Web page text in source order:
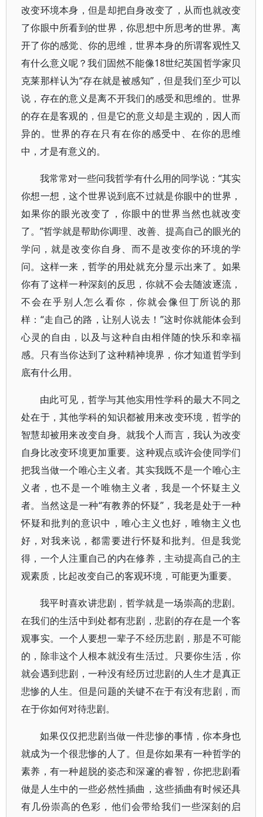
改变环境本身，但是却把自身改变了，从而也就改变
了你眼中所看到的世界，你思想中所思考的世界。离
开了你的感觉、你的思维，世界本身的所谓客观性又
有什么意义呢？我们固然不能像18世纪英国哲学家贝
克莱那样认为“存在就是被感知”，但是我们至少可以
说，存在的意义是离不开我们的感受和思维的。世界
的存在是客观的，但是它的意义却是主观的，因人而
异的。世界的存在只有在你的感受中、在你的思维
中，才是有意义的。
我常常对一些问我哲学有什么用的同学说：“其实
你想一想，这个世界说到底不过就是你眼中的世界，
如果你的眼光改变了，你眼中的世界当然也就改变
了。”哲学就是帮助你调理、改善、提高自己的眼光的
学问，就是改变你自身、而不是改变你的环境的学
问。这样一来，哲学的用处就充分显示出来了。如果
你有了这样一种深刻的反思，你就不会去随波逐流，
不会在乎别人怎么看你，你就会像但丁所说的那
样：“走自己的路，让别人说去！”这时你就能体会到
心灵的自由，以及与这种自由相伴随的快乐和幸福
感。只有当你达到了这种精神境界，你才知道哲学到
底有什么用。
由此可见，哲学与其他实用性学科的最大不同之
处在于，其他学科的知识都被用来改变环境，哲学的
智慧却被用来改变自身。就我个人而言，我认为改变
自身比改变环境更加重要。这种观点或许会使同学们
把我当做一个唯心主义者。其实我既不是一个唯心主
义者，也不是一个唯物主义者，我是一个怀疑主义
者。当然这是一种“有教养的怀疑”，我老是处于一种
怀疑和批判的意识中，唯心主义也好，唯物主义也
好，对我来说，都需要进行怀疑和批判。但是我觉
得，一个人注重自己的内在修养，主动提高自己的主
观素质，比起改变自己的客观环境，可能更为重要。
我平时喜欢讲悲剧，哲学就是一场崇高的悲剧。
在我们的生活中到处都有悲剧，悲剧的存在是一个客
观事实。一个人要想一辈子不经历悲剧，那是不可能
的，除非这个人根本就没有生活过。只要你生活，你
就会遇到悲剧，一种没有经历过悲剧的人生才是真正
悲惨的人生。但是问题的关键不在于有没有悲剧，而
在于你如何对待悲剧。
如果仅仅把悲剧当做一件悲惨的事情，你本身也
就成为一个很悲惨的人了。但是你如果有一种哲学的
素养，有一种超脱的姿态和深邃的睿智，你把悲剧看
做是人生中的一些必然性插曲，这些插曲有时候还具
有几份崇高的色彩，他们会带给我们一些深刻的启